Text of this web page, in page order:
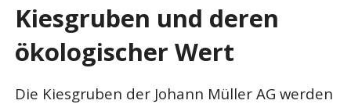
Kiesgruben und deren
ökologischer Wert
Die Kiesgruben der Johann Müller AG werden